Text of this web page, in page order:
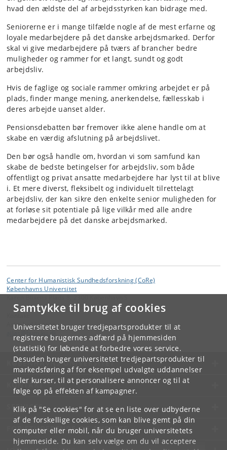
Samtykke til brug af cookies
Universitetet bruger tredjepartsprodukter til at
registrere brugernes adfærd på hjemmesiden
(statistik) for løbende at forbedre vores service.
Desuden bruger universitetet tredjepartsprodukter til
markedsføring af for eksempel udvalgte uddannelser
eller kurser, til at personalisere annoncer og til at
følge op på effekten af kampagner.
Klik på "Se cookies" for at se en liste over udbyderne
af de forskellige cookies, som kan blive gemt på din
computer eller mobil, når du bruger universitetets
hjemmeside. Du kan selv vælge om du vil acceptere
hvad den ældste del af arbejdsstyrken kan bidrage med.
Seniorerne er i mange tilfælde nogle af de mest erfarne og
loyale medarbejdere på det danske arbejdsmarked. Derfor
skal vi give medarbejdere på tværs af brancher bedre
muligheder og rammer for et langt, sundt og godt
arbejdsliv.
Hvis de faglige og sociale rammer omkring arbejdet er på
plads, finder mange mening, anerkendelse, fællesskab i
deres arbejde uanset alder.
Pensionsdebatten bør fremover ikke alene handle om at
skabe en værdig afslutning på arbejdslivet.
Den bør også handle om, hvordan vi som samfund kan
skabe de bedste betingelser for arbejdsliv, som både
offentligt og privat ansatte medarbejdere har lyst til at blive
i. Et mere diverst, fleksibelt og individuelt tilrettelagt
arbejdsliv, der kan sikre den enkelte senior muligheden for
at forløse sit potentiale på lige vilkår med alle andre
medarbejdere på det danske arbejdsmarked.
Center for Humanistisk Sundhedsforskning (CoRe)
Københavns Universitet
Aske Juul Lassen
KØBENHAVNS UNIVERSITET
KONTAKT
SERVICES
FOR STUDERENDE OG ANSATTE